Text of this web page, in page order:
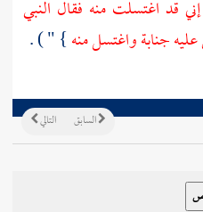
قد اغتسلت منه فقال النبي
جنابة واغتسل منه} " ) .
التالي السابق